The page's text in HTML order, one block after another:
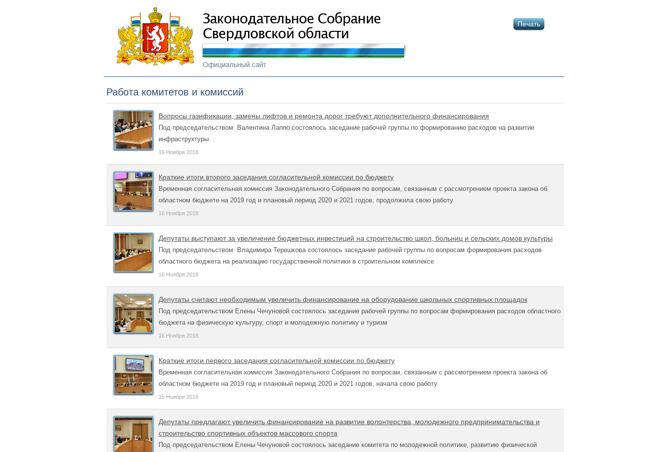
Печать
Работа комитетов и комиссий
Вопросы газификации, замены лифтов и ремонта дорог требуют дополнительного финансирования
Под председательством Валентина Лаппо состоялось заседание рабочей группы по формированию расходов на развитие
инфраструктуры
19 Ноября 2018
Краткие итоги второго заседания согласительной комиссии по бюджету
Временная согласительная комиссия Законодательного Собрания по вопросам, связанным с рассмотрением проекта закона об
областном бюджете на 2019 год и плановый период 2020 и 2021 годов, продолжила свою работу
16 Ноября 2018
Депутаты выступают за увеличение бюджетных инвестиций на строительство школ, больниц и сельских домов культуры
Под председательством Владимира Терешкова состоялось заседание рабочей группы по вопросам формирования расходов
областного бюджета на реализацию государственной политики в строительном комплексе
16 Ноября 2018
Депутаты считают необходимым увеличить финансирование на оборудование школьных спортивных площадок
Под председательством Елены Чечуновой состоялось заседание рабочей группы по вопросам формирования расходов областного
бюджета на физическую культуру, спорт и молодежную политику и туризм
16 Ноября 2018
Краткие итоги первого заседания согласительной комиссии по бюджету
Временная согласительная комиссия Законодательного Собрания по вопросам, связанным с рассмотрением проекта закона об
областном бюджете на 2019 год и плановый период 2020 и 2021 годов, начала свою работу
15 Ноября 2018
Депутаты предлагают увеличить финансирование на развитие волонтерства, молодежного предпринимательства и
строительство спортивных объектов массового спорта
Под председательством Елены Чечуновой состоялось заседание комитета по молодежной политике, развитию физической